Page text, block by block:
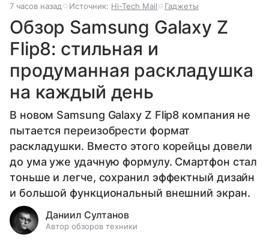
7 часов назад Источник: Hi-Tech Mail Гаджеты
Обзор Samsung Galaxy Z
Flip8: стильная и
продуманная раскладушка
на каждый день
В новом Samsung Galaxy Z Flip8 компания не
пытается переизобрести формат
раскладушки. Вместо этого корейцы довели
до ума уже удачную формулу. Смартфон стал
тоньше и легче, сохранил эффектный дизайн
и большой функциональный внешний экран.
Даниил Султанов
Автор обзоров техники